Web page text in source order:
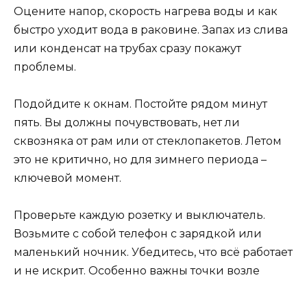
Оцените напор, скорость нагрева воды и как
быстро уходит вода в раковине. Запах из слива
или конденсат на трубах сразу покажут
проблемы.
Подойдите к окнам. Постойте рядом минут
пять. Вы должны почувствовать, нет ли
сквозняка от рам или от стеклопакетов. Летом
это не критично, но для зимнего периода –
ключевой момент.
Проверьте каждую розетку и выключатель.
Возьмите с собой телефон с зарядкой или
маленький ночник. Убедитесь, что всё работает
и не искрит. Особенно важны точки возле